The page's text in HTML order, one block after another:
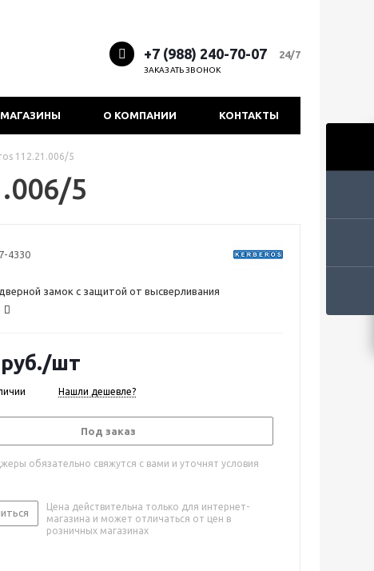
+7 (988) 240-70-07 24/7
ЗАКАЗАТЬ ЗВОНОК
МАГАЗИНЫ О КОМПАНИИ КОНТАКТЫ
112.21.006/5
5
4330
замок с защитой от высверливания
руб./шт
Нашли дешевле?
Под заказ
обязательно свяжутся с вами и уточнят условия
Цена действительна только для интернет-
магазина и может отличаться от цен в
розничных магазинах